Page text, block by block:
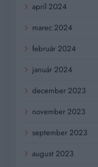
apríl 2024
marec 2024
február 2024
január 2024
december 2023
november 2023
september 2023
august 2023